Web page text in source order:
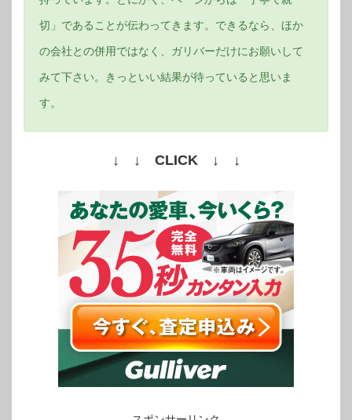
切」であることが伝わってきます。できるなら、ほか
の会社との併用ではなく、ガリバーだけにお願いして
みて下さい。きっといい結果が待っていると思いま
す。
↓ ↓ CLICK ↓ ↓